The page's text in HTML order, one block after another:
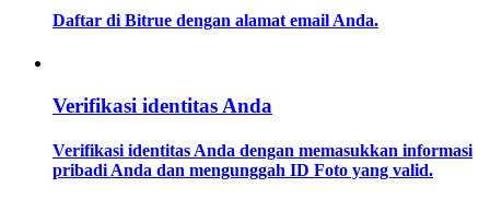
Daftar di Bitrue dengan alamat email Anda.
Verifikasi identitas Anda
Verifikasi identitas Anda dengan memasukkan informasi
pribadi Anda dan mengunggah ID Foto yang valid.